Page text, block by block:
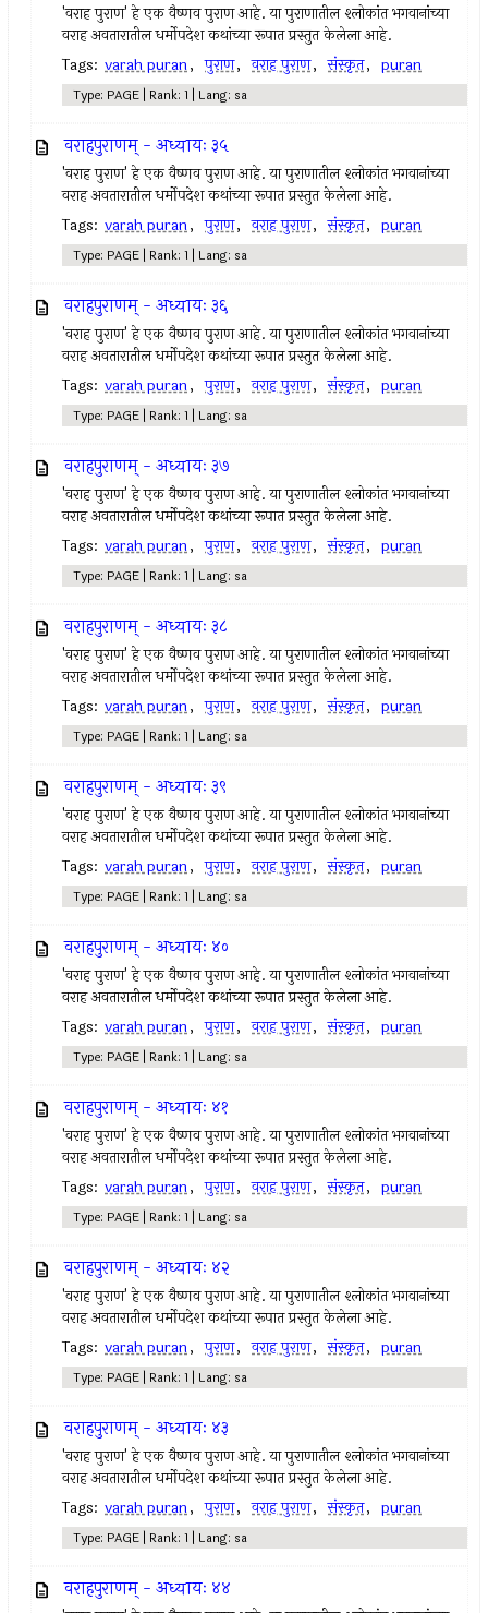
'वराह पुराण' हे एक वैष्णव पुराण आहे. या पुराणातील श्लोकांत भगवानांच्या
वराह अवतारातील धर्मोपदेश कथांच्या रूपात प्रस्तुत केलेला आहे.
Tags: varah puran, पुराण, वराह पुराण, संस्कृत, puran
Type: PAGE | Rank: 1 | Lang: sa
वराहपुराणम् - अध्यायः ३५
'वराह पुराण' हे एक वैष्णव पुराण आहे. या पुराणातील श्लोकांत भगवानांच्या
वराह अवतारातील धर्मोपदेश कथांच्या रूपात प्रस्तुत केलेला आहे.
Tags: varah puran, पुराण, वराह पुराण, संस्कृत, puran
Type: PAGE | Rank: 1 | Lang: sa
वराहपुराणम् - अध्यायः ३६
'वराह पुराण' हे एक वैष्णव पुराण आहे. या पुराणातील श्लोकांत भगवानांच्या
वराह अवतारातील धर्मोपदेश कथांच्या रूपात प्रस्तुत केलेला आहे.
Tags: varah puran, पुराण, वराह पुराण, संस्कृत, puran
Type: PAGE | Rank: 1 | Lang: sa
वराहपुराणम् - अध्यायः ३७
'वराह पुराण' हे एक वैष्णव पुराण आहे. या पुराणातील श्लोकांत भगवानांच्या
वराह अवतारातील धर्मोपदेश कथांच्या रूपात प्रस्तुत केलेला आहे.
Tags: varah puran, पुराण, वराह पुराण, संस्कृत, puran
Type: PAGE | Rank: 1 | Lang: sa
वराहपुराणम् - अध्यायः ३८
'वराह पुराण' हे एक वैष्णव पुराण आहे. या पुराणातील श्लोकांत भगवानांच्या
वराह अवतारातील धर्मोपदेश कथांच्या रूपात प्रस्तुत केलेला आहे.
Tags: varah puran, पुराण, वराह पुराण, संस्कृत, puran
Type: PAGE | Rank: 1 | Lang: sa
वराहपुराणम् - अध्यायः ३९
'वराह पुराण' हे एक वैष्णव पुराण आहे. या पुराणातील श्लोकांत भगवानांच्या
वराह अवतारातील धर्मोपदेश कथांच्या रूपात प्रस्तुत केलेला आहे.
Tags: varah puran, पुराण, वराह पुराण, संस्कृत, puran
Type: PAGE | Rank: 1 | Lang: sa
वराहपुराणम् - अध्यायः ४०
'वराह पुराण' हे एक वैष्णव पुराण आहे. या पुराणातील श्लोकांत भगवानांच्या
वराह अवतारातील धर्मोपदेश कथांच्या रूपात प्रस्तुत केलेला आहे.
Tags: varah puran, पुराण, वराह पुराण, संस्कृत, puran
Type: PAGE | Rank: 1 | Lang: sa
वराहपुराणम् - अध्यायः ४१
'वराह पुराण' हे एक वैष्णव पुराण आहे. या पुराणातील श्लोकांत भगवानांच्या
वराह अवतारातील धर्मोपदेश कथांच्या रूपात प्रस्तुत केलेला आहे.
Tags: varah puran, पुराण, वराह पुराण, संस्कृत, puran
Type: PAGE | Rank: 1 | Lang: sa
वराहपुराणम् - अध्यायः ४२
'वराह पुराण' हे एक वैष्णव पुराण आहे. या पुराणातील श्लोकांत भगवानांच्या
वराह अवतारातील धर्मोपदेश कथांच्या रूपात प्रस्तुत केलेला आहे.
Tags: varah puran, पुराण, वराह पुराण, संस्कृत, puran
Type: PAGE | Rank: 1 | Lang: sa
वराहपुराणम् - अध्यायः ४३
'वराह पुराण' हे एक वैष्णव पुराण आहे. या पुराणातील श्लोकांत भगवानांच्या
वराह अवतारातील धर्मोपदेश कथांच्या रूपात प्रस्तुत केलेला आहे.
Tags: varah puran, पुराण, वराह पुराण, संस्कृत, puran
Type: PAGE | Rank: 1 | Lang: sa
वराहपुराणम् - अध्यायः ४४